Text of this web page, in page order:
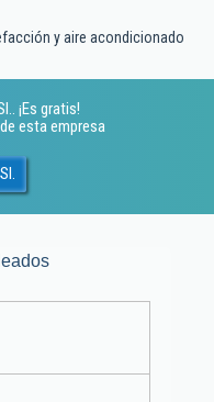
y aire acondicionado
¡Es gratis!
esta empresa